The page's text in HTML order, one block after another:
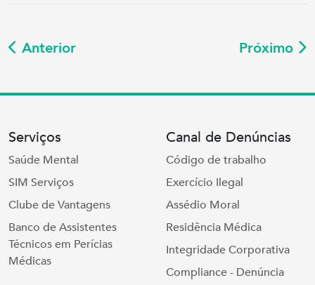
Anterior Próximo
Serviços
Saúde Mental
SIM Serviços
Clube de Vantagens
Banco de Assistentes
Técnicos em Perícias
Médicas
Canal de Denúncias
Código de trabalho
Exercício Ilegal
Assédio Moral
Residência Médica
Integridade Corporativa
Compliance - Denúncia